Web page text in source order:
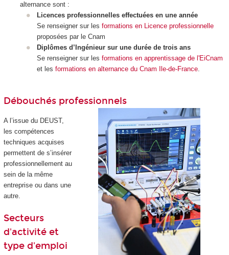
alternance sont :
Licences professionnelles effectuées en une année
Se renseigner sur les formations en Licence professionnelle
proposées par le Cnam
Diplômes d’Ingénieur sur une durée de trois ans
Se renseigner sur les formations en apprentissage de l'EiCnam
et les formations en alternance du Cnam Ile-de-France.
Débouchés professionnels
A l’issue du DEUST,
les compétences
techniques acquises
permettent de s’insérer
professionnellement au
sein de la même
entreprise ou dans une
autre.
Secteurs
d'activité et
type d'emploi